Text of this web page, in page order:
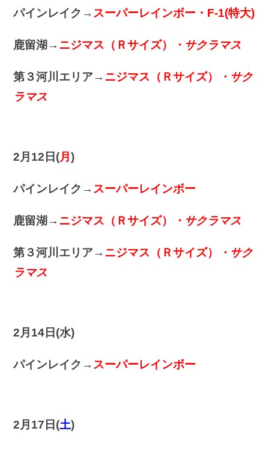
パインレイク→ スーパーレインボー・F-1(特大)
鹿留湖→ ニジマス（Ｒサイズ） ・サクラマス
第３河川エリア→ ニジマス（Ｒサイズ）
・サク
ラマス
2月12日(月)
パインレイク→ スーパーレインボー
鹿留湖→ ニジマス（Ｒサイズ） ・サクラマス
第３河川エリア→ ニジマス（Ｒサイズ）
・サク
ラマス
2月14日(水)
パインレイク→ スーパーレインボー
2月17日(土)